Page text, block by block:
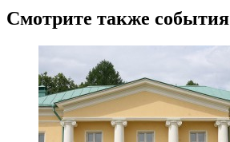
Смотрите также события